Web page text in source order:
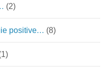
(2)
positive… (8)